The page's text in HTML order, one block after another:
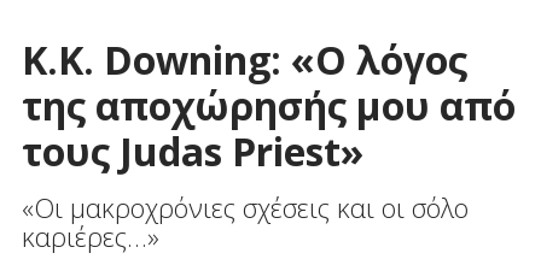
K.K. Downing: «Ο λόγος
της αποχώρησής μου από
τους Judas Priest»
«Οι μακροχρόνιες σχέσεις και οι σόλο
καριέρες…»